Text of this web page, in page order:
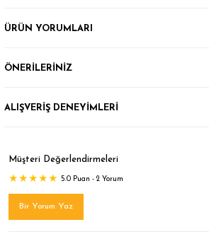
ÜRÜN YORUMLARI
ÖNERİLERİNİZ
ALIŞVERİŞ DENEYİMLERİ
Müşteri Değerlendirmeleri
5.0 Puan - 2 Yorum
Bir Yorum Yaz